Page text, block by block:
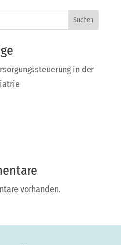
Suchen
in der
vorhanden.